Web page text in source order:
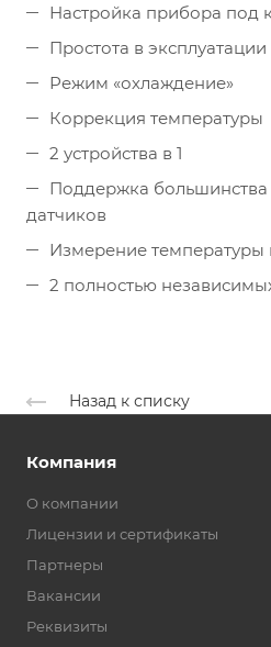
Настройка прибора под
Простота в эксплуатации
Режим «охлаждение»
Коррекция температуры
2 устройства в 1
Поддержка большинства
датчиков
Измерение температуры
2 полностью
Назад к списку
Компания
О компании
Лицензии и сертификаты
Партнеры
Вакансии
Реквизиты